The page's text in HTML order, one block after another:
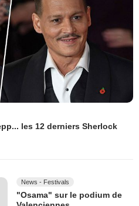
les 12 derniers Sherlock
News - Festivals
"Osama" sur le podium de